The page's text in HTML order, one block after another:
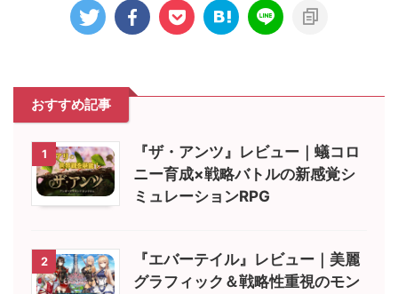
おすすめ記事
1
『ザ・アンツ』レビュー｜蟻コロ
ニー育成×戦略バトルの新感覚シ
ミュレーションRPG
2
『エバーテイル』レビュー｜美麗
グラフィック＆戦略性重視のモン